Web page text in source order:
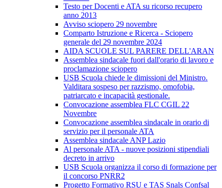
Testo per Docenti e ATA su ricorso recupero
anno 2013
Avviso sciopero 29 novembre
Comparto Istruzione e Ricerca - Sciopero
generale del 29 novembre 2024
AIDA SCUOLE SUL PARERE DELL'ARAN
Assemblea sindacale fuori dall'orario di lavoro e
proclamazione sciopero
USB Scuola chiede le dimissioni del Ministro.
Valditara sospeso per razzismo, omofobia,
patriarcato e incapacità gestionale.
Convocazione assemblea FLC CGIL 22
Novembre
Convocazione assemblea sindacale in orario di
servizio per il personale ATA
Assemblea sindacale ANP Lazio
Al personale ATA - nuove posizioni stipendiali
decreto in arrivo
USB Scuola organizza il corso di formazione per
il concorso PNRR2
Progetto Formativo RSU e TAS Snals Confsal